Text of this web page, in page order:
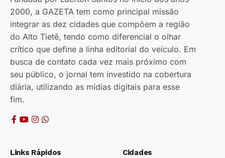
2000, a GAZETA tem como principal missão
integrar as dez cidades que compõem a região
do Alto Tietê, tendo como diferencial o olhar
crítico que define a linha editorial do veículo. Em
busca de contato cada vez mais próximo com
seu público, o jornal tem investido na cobertura
diária, utilizando as mídias digitais para esse
fim.
Links Rápidos Cidades